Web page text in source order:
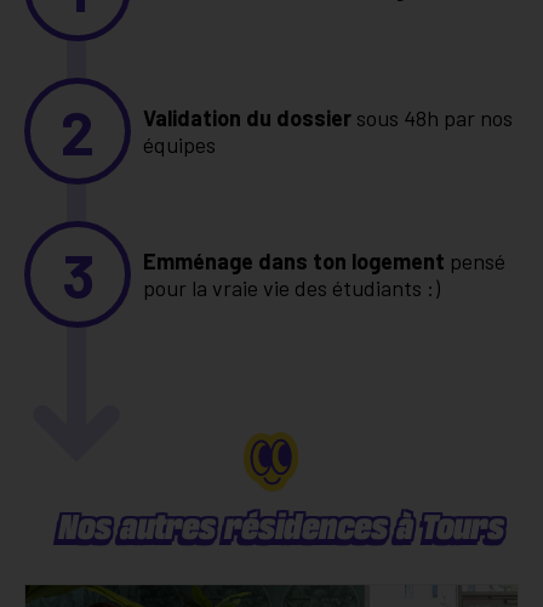
2 Validation du dossier sous 48h par nos
équipes
3 Emménage dans ton logement pensé
pour la vraie vie des étudiants :)
Nos autres résidences à Tours